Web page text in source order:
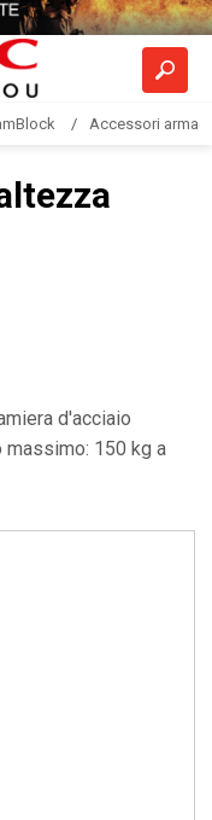
Accessori armadi
d'acciaio
massimo: 150 kg a